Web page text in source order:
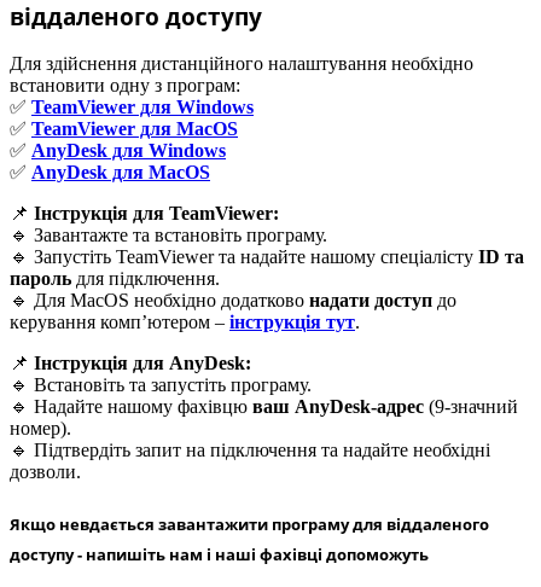
віддаленого доступу
Для здійснення дистанційного налаштування необхідно
встановити одну з програм:
✅ TeamViewer для Windows
✅ TeamViewer для MacOS
✅ AnyDesk для Windows
✅ AnyDesk для MacOS
📌 Інструкція для TeamViewer:
🔹 Завантажте та встановіть програму.
🔹 Запустіть TeamViewer та надайте нашому спеціалісту ID та
пароль для підключення.
🔹 Для MacOS необхідно додатково надати доступ до
керування комп’ютером – інструкція тут.
📌 Інструкція для AnyDesk:
🔹 Встановіть та запустіть програму.
🔹 Надайте нашому фахівцю ваш AnyDesk-адрес (9-значний
номер).
🔹 Підтвердіть запит на підключення та надайте необхідні
дозволи.
Якщо невдається завантажити програму для віддаленого
доступу - напишіть нам і наші фахівці допоможуть